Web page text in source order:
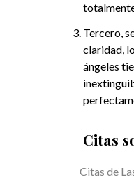
Tercero,
claridad,
ángeles
Citas
Citas de